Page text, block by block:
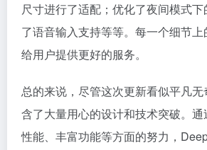
尺寸进行了适配；优化了夜间模式
了语音输入支持等等。每一个细节
给用户提供更好的服务。
总的来说，尽管这次更新看似平凡
含了大量用心的设计和技术突破。
性能、丰富功能等方面的努力，